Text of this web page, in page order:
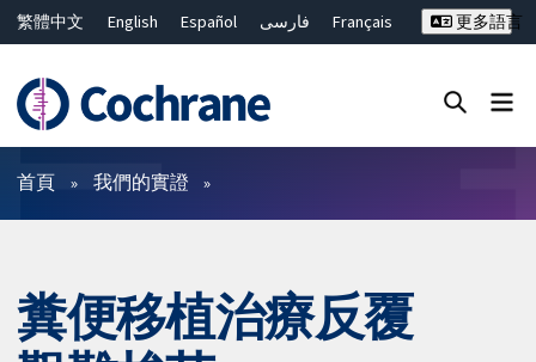
繁體中文 English Español فارسی
Français
ไทย
简体中文
更多語言
篩選條件
首頁 我們的實證
糞便移植治療反覆